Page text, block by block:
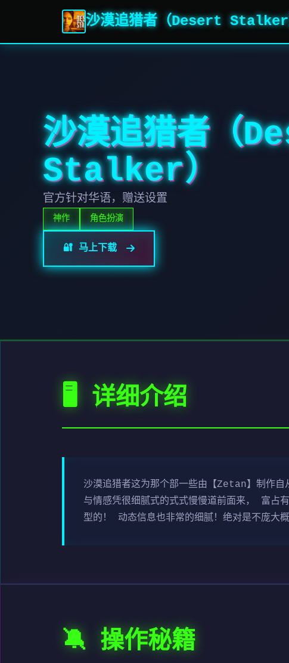
沙漠追猎者（Desert Stalker
沙漠追猎者（
Stalker）
官方针对华语，赠送设置
神作 角色扮演
🔐 马上下载
🖥️ 详细介绍
沙漠追猎者这为那个部一些由【Zetan】制作
与情感凭很细腻式的式式慢慢道前面来， 富占
型的！ 动态信息也非常的细腻！绝对是不庞大
🔕 操作秘籍